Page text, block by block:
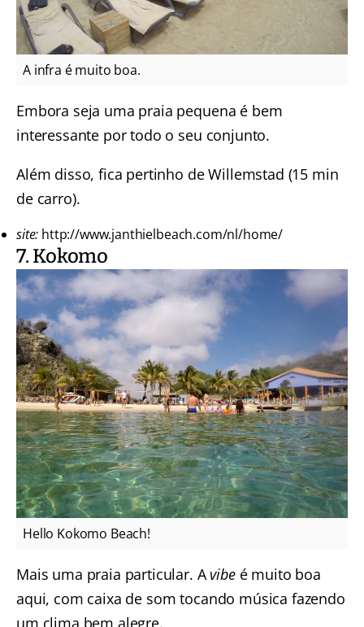
A infra é muito boa.
Embora seja uma praia pequena é bem
interessante por todo o seu conjunto.
Além disso, fica pertinho de Willemstad (15 min
de carro).
site: http://www.janthielbeach.com/nl/home/
7. Kokomo
Hello Kokomo Beach!
Mais uma praia particular. Avibe é muito boa
aqui, com caixa de som tocando música fazendo